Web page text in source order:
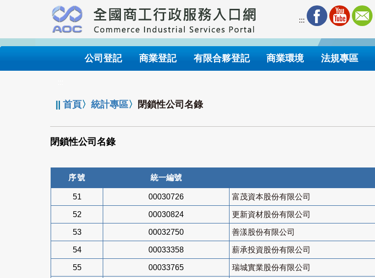
要
內
:::
公司登記 商業登記 有限合夥登記 商業環境 法規專區
||首頁〉統計專區〉 閉鎖性公司名錄
閉鎖性公司名錄
序號 統一編號
51 00030726 富茂資本股份有限公司
52 00030824 更新資材股份有限公司
53 00032750 善漾股份有限公司
54 00033358 薪承投資股份有限公司
55 00033765 瑞城實業股份有限公司